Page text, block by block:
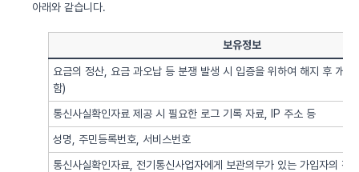
아래와 같습니다.
보유정보
요금의 정산, 요금 과오납 등 분쟁 발생 시 입증을 위하여 해지 후 개인
함)
통신사실확인자료 제공 시 필요한 로그 기록 자료, IP 주소 등
성명, 주민등록번호, 서비스번호
통신사실확인자료, 전기통신사업자에게 보관의무가 있는 가입자의 전